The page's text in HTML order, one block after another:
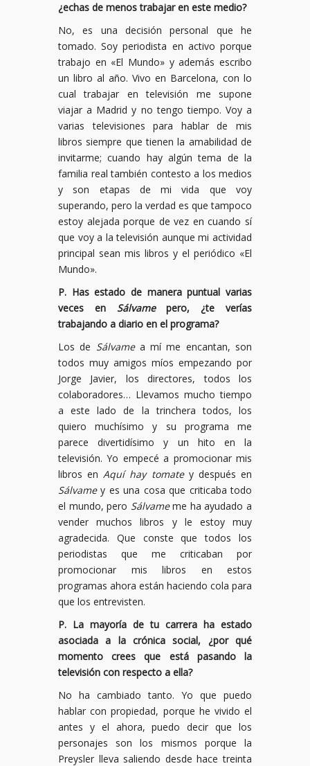
¿echas de menos trabajar en este medio?
No, es una decisión personal que he
tomado. Soy periodista en activo porque
trabajo en «El Mundo» y además escribo
un libro al año. Vivo en Barcelona, con lo
cual trabajar en televisión me supone
viajar a Madrid y no tengo tiempo. Voy a
varias televisiones para hablar de mis
libros siempre que tienen la amabilidad de
invitarme; cuando hay algún tema de la
familia real también contesto a los medios
y son etapas de mi vida que voy
superando, pero la verdad es que tampoco
estoy alejada porque de vez en cuando sí
que voy a la televisión aunque mi actividad
principal sean mis libros y el periódico «El
Mundo».
P. Has estado de manera puntual varias
veces en Sálvamepero, ¿te verías
trabajando a diario en el programa?
Los de Sálvamea mí me encantan, son
todos muy amigos míos empezando por
Jorge Javier, los directores, todos los
colaboradores… Llevamos mucho tiempo
a este lado de la trinchera todos, los
quiero muchísimo y su programa me
parece divertidísimo y un hito en la
televisión. Yo empecé a promocionar mis
libros en Aquí hay tomatey después en
Sálvamey es una cosa que criticaba todo
el mundo, pero Sálvameme ha ayudado a
vender muchos libros y le estoy muy
agradecida. Que conste que todos los
periodistas que me criticaban por
promocionar mis libros en estos
programas ahora están haciendo cola para
que los entrevisten.
P. La mayoría de tu carrera ha estado
asociada a la crónica social, ¿por qué
momento crees que está pasando la
televisión con respecto a ella?
No ha cambiado tanto. Yo que puedo
hablar con propiedad, porque he vivido el
antes y el ahora, puedo decir que los
personajes son los mismos porque la
Preysler lleva saliendo desde hace treinta